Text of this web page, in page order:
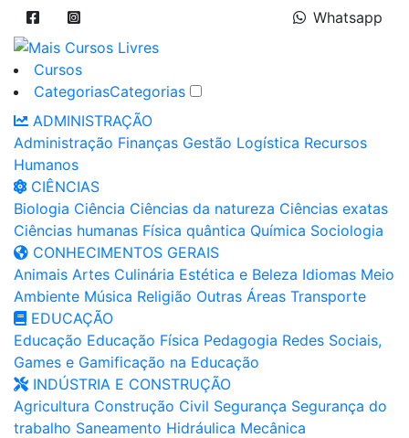
Whatsapp
Cursos
CategoriasCategorias
ADMINISTRAÇÃO
Administração Finanças Gestão Logística Recursos
Humanos
CIÊNCIAS
Biologia Ciência Ciências da natureza Ciências exatas
Ciências humanas Física quântica Química Sociologia
CONHECIMENTOS GERAIS
Animais Artes Culinária Estética e Beleza Idiomas Meio
Ambiente Música Religião Outras Áreas Transporte
EDUCAÇÃO
Educação Educação Física Pedagogia Redes Sociais,
Games e Gamificação na Educação
INDÚSTRIA E CONSTRUÇÃO
Agricultura Construção Civil Segurança Segurança do
trabalho Saneamento Hidráulica Mecânica